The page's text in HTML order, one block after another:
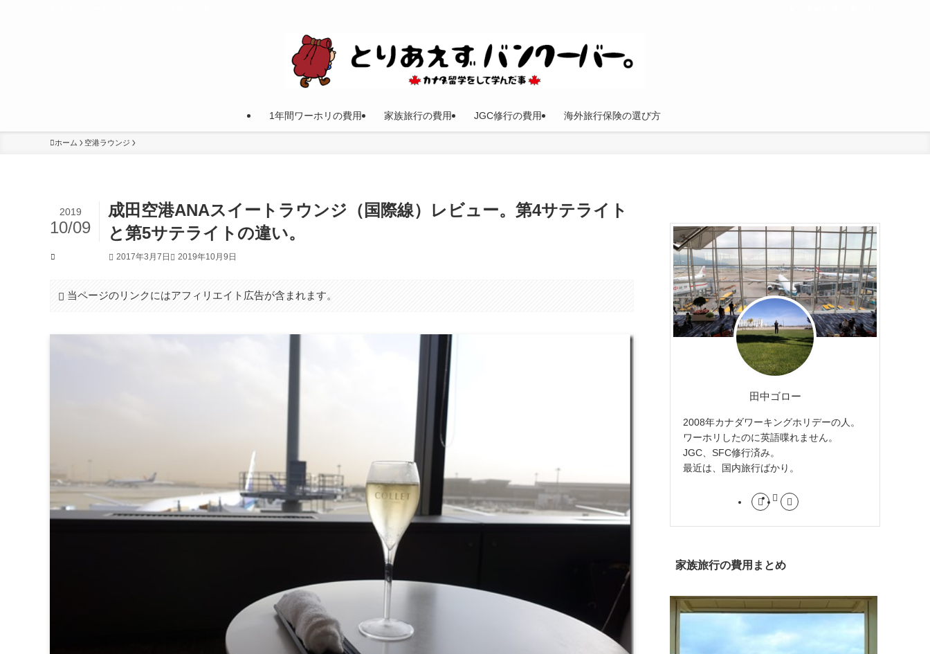
1年間ワーホリの費用 家族旅行の費用 JGC修行の費用 海外旅行保険の選び方
ホーム 空港ラウンジ
成田空港ANAスイートラウンジ（国際線）レビュー。第4サテライト
と第5サテライトの違い。
2019
10/09
2017年3月7日 2019年10月9日
当ページのリンクにはアフィリエイト広告が含まれます。
田中ゴロー
2008年カナダワーキングホリデーの人。
ワーホリしたのに英語喋れません。
JGC、SFC修行済み。
最近は、国内旅行ばかり。
家族旅行の費用まとめ